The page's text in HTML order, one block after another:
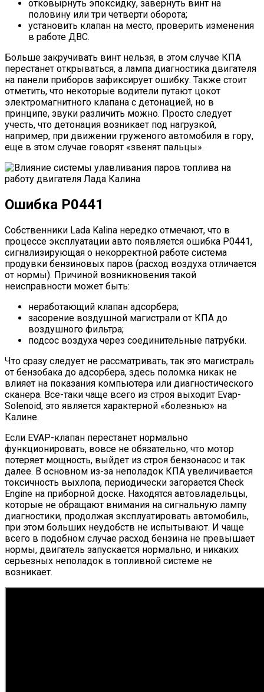
отковырнуть эпоксидку, завернуть винт на
половину или три четверти оборота;
установить клапан на место, проверить изменения
в работе ДВС.
Больше закручивать винт нельзя, в этом случае КПА
перестанет открываться, а лампа диагностика двигателя
на панели приборов зафиксирует ошибку. Также стоит
отметить, что некоторые водители путают цокот
электромагнитного клапана с детонацией, но в
принципе, звуки различить можно. Просто следует
учесть, что детонация возникает под нагрузкой,
например, при движении груженого автомобиля в гору,
еще в этом случае говорят «звенят пальцы».
Ошибка Р0441
Собственники Lada Kalina нередко отмечают, что в
процессе эксплуатации авто появляется ошибка P0441,
сигнализирующая о некорректной работе система
продувки бензиновых паров (расход воздуха отличается
от нормы). Причиной возникновения такой
неисправности может быть:
неработающий клапан адсорбера;
засорение воздушной магистрали от КПА до
воздушного фильтра;
подсос воздуха через соединительные патрубки.
Что сразу следует не рассматривать, так это магистраль
от бензобака до адсорбера, здесь поломка никак не
влияет на показания компьютера или диагностического
сканера. Все-таки чаще всего из строя выходит Evap-
Solenoid, это является характерной «болезнью» на
Калине.
Если EVAP-клапан перестанет нормально
функционировать, вовсе не обязательно, что мотор
потеряет мощность, выйдет из строя бензонасос и так
далее. В основном из-за неполадок КПА увеличивается
токсичность выхлопа, периодически загорается Check
Engine на приборной доске. Находятся автовладельцы,
которые не обращают внимания на сигнальную лампу
диагностики, продолжая эксплуатировать автомобиль,
при этом больших неудобств не испытывают. И чаще
всего в подобном случае расход бензина не превышает
нормы, двигатель запускается нормально, и никаких
серьезных неполадок в топливной системе не
возникает.